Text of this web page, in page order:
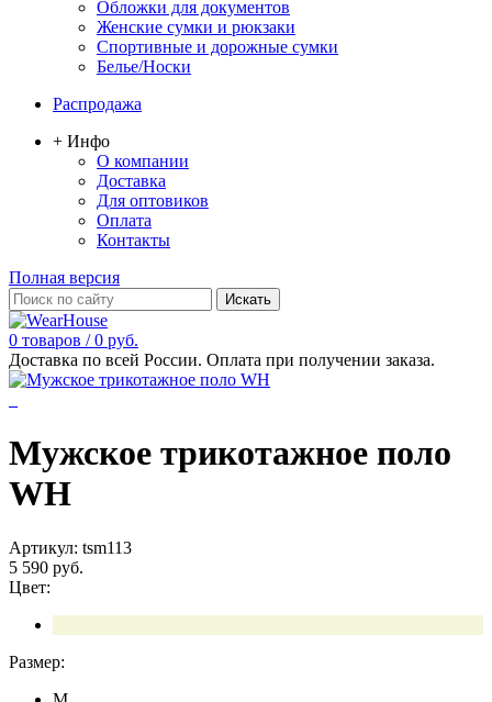
Обложки для документов
Женские сумки и рюкзаки
Спортивные и дорожные сумки
Белье/Носки
Распродажа
+ Инфо
О компании
Доставка
Для оптовиков
Оплата
Контакты
Полная версия
0 товаров / 0 руб.
Доставка по всей России. Оплата при получении заказа.
Мужское трикотажное поло
WH
Артикул: tsm113
5 590 руб.
Цвет:
Размер: